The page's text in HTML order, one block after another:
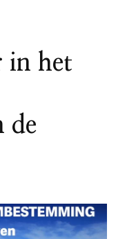
in het
de